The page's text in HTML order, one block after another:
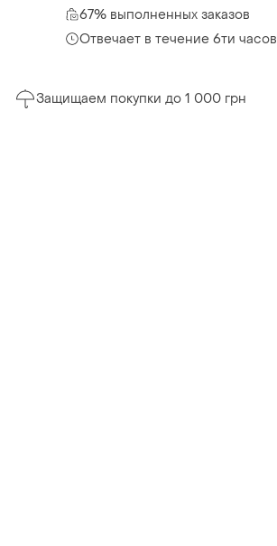
67% выполненных заказов
Отвечает в течение 6ти часов
Защищаем покупки до 1 000 грн